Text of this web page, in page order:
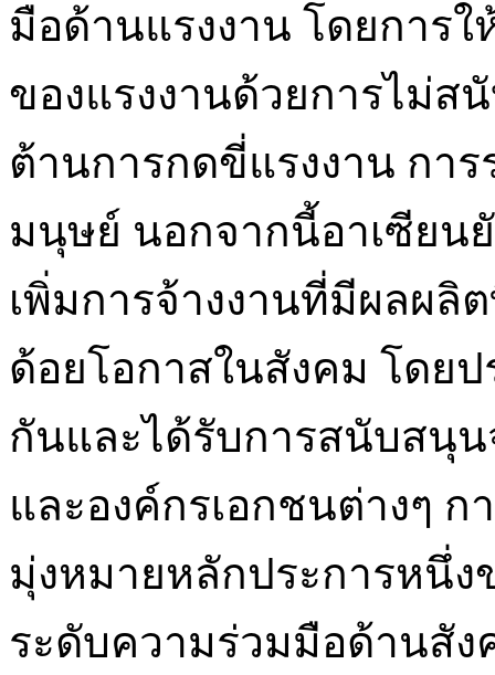
มือด้านแรงงาน โดยกา
ของแรงงานด้วยการไม่ส
ต้านการกดขี่แรงงาน กา
มนุษย์ นอกจากนี้อาเซียน
เพิ่มการจ้างงานที่มีผลผลิ
ด้อยโอกาสในสังคม โดย
กันและได้รับการสนับสนุน
และองค์กรเอกชนต่างๆ
มุ่งหมายหลักประการหนึ่ง
ระดับความร่วมมือด้านสั